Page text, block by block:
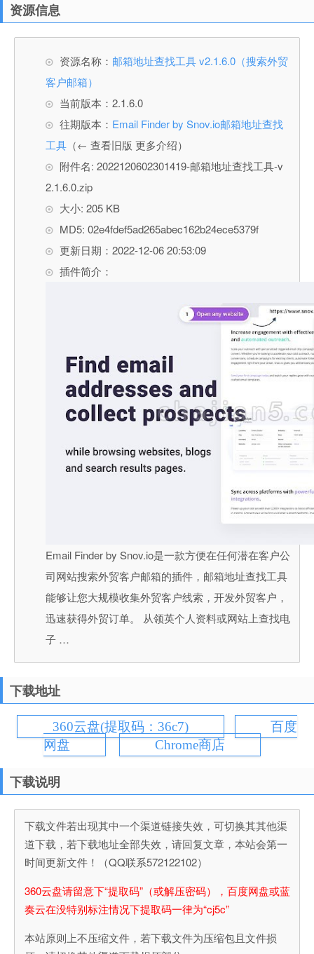
资源信息
资源名称： 邮箱地址查找工具 v2.1.6.0（搜索外贸
客户邮箱）
当前版本：2.1.6.0
往期版本： Email Finder by Snov.io邮箱地址查找
工具 （← 查看旧版 更多介绍）
附件名: 2022120602301419-邮箱地址查找工具-v
2.1.6.0.zip
大小: 205 KB
MD5: 02e4fdef5ad265abec162b24ece5379f
更新日期：2022-12-06 20:53:09
插件简介：
Email Finder by Snov.io是一款方便在任何潜在客户公
司网站搜索外贸客户邮箱的插件，邮箱地址查找工具
能够让您大规模收集外贸客户线索，开发外贸客户，
迅速获得外贸订单。 从领英个人资料或网站上查找电
子 …
下载地址
360云盘(提取码：36c7)
百度
网盘
Chrome商店
下载说明
下载文件若出现其中一个渠道链接失效，可切换其其他渠
道下载，若下载地址全部失效，请回复文章，本站会第一
时间更新文件！（QQ联系572122102）
360云盘请留意下“提取码”（或解压密码），百度网盘或蓝
奏云在没特别标注情况下提取码一律为“cj5c”
本站原则上不压缩文件，若下载文件为压缩包且文件损